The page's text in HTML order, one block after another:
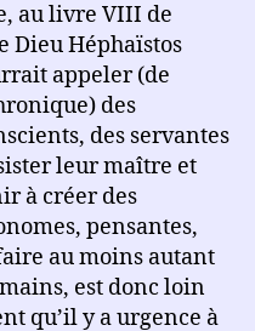
au livre VIII de
Dieu Héphaïstos
appeler (de
des
des servantes
leur maître et
à créer des
pensantes,
au moins autant
est donc loin
qu’il y a urgence à